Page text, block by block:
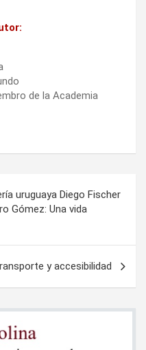
de la Academia
uruguaya Diego Fischer
Gómez: Una vida
y accesibilidad